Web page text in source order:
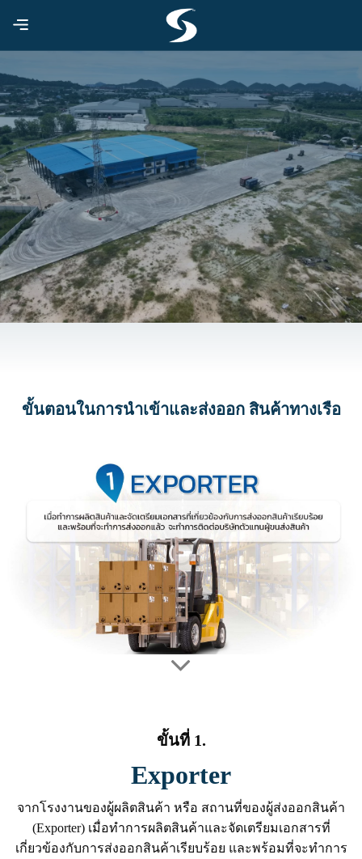
ไป
ยัง
เนื้อหา
พิธีการศุลกากร เคลียร์สินค้า
นำเข้าส่งออก
ขั้นตอนในการนำเข้าและส่งออก สินค้าทางเรือ
ขั้นตอนในการนำเข้าและส่งออก สินค้าทางเรือ
ขั้นที่ 1.
Exporter
จากโรงงานของผู้ผลิตสินค้า หรือ สถานที่ของผู้ส่งออกสินค้า
(Exporter) เมื่อทำการผลิตสินค้าและจัดเตรียมเอกสารที่
เกี่ยวข้องกับการส่งออกสินค้าเรียบร้อย และพร้อมที่จะทำการ